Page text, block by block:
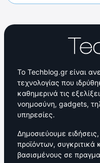
Το Techblog.gr είναι
τεχνολογίας που
καθημερινά τις
νοημοσύνη, gadgets,
υπηρεσίες.
Δημοσιεύουμε
προϊόντων, συγκριτικά
βασισμένους σε